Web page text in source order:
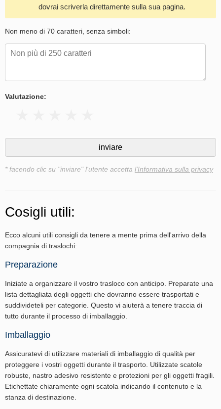
dovrai scriverla direttamente sulla sua pagina.
Non meno di 70 caratteri, senza simboli:
Valutazione:
* facendo clic su "inviare" l'utente accetta l'Informativa sulla privacy
Cosigli utili:
Ecco alcuni utili consigli da tenere a mente prima dell'arrivo della
compagnia di traslochi:
Preparazione
Iniziate a organizzare il vostro trasloco con anticipo. Preparate una
lista dettagliata degli oggetti che dovranno essere trasportati e
suddivideteli per categorie. Questo vi aiuterà a tenere traccia di
tutto durante il processo di imballaggio.
Imballaggio
Assicuratevi di utilizzare materiali di imballaggio di qualità per
proteggere i vostri oggetti durante il trasporto. Utilizzate scatole
robuste, nastro adesivo resistente e protezioni per gli oggetti fragili.
Etichettate chiaramente ogni scatola indicando il contenuto e la
stanza di destinazione.